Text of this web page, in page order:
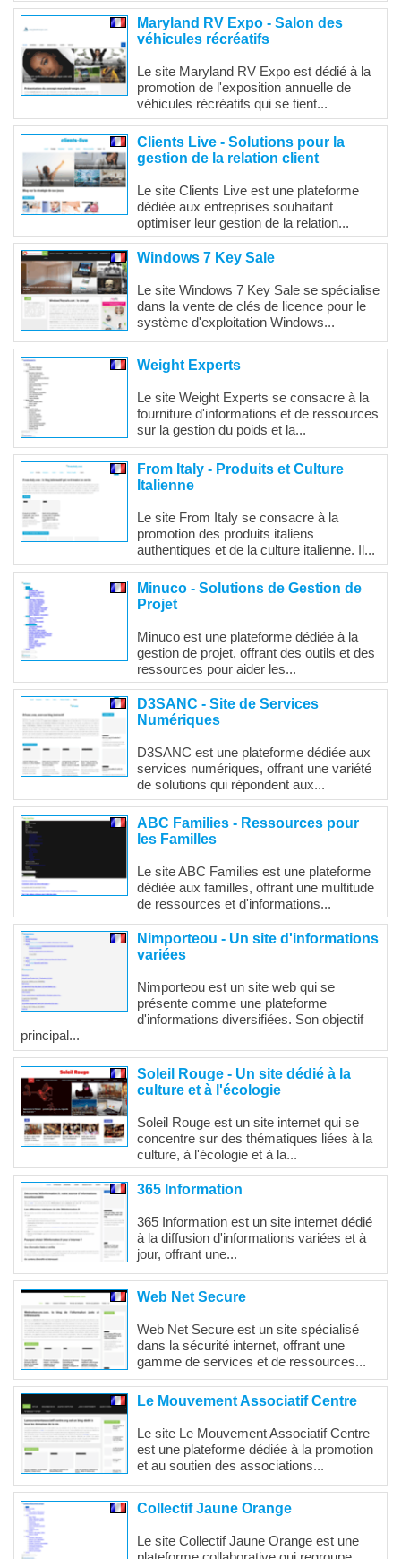
Maryland RV Expo - Salon des
véhicules récréatifs
Le site Maryland RV Expo est dédié à la
promotion de l'exposition annuelle de
véhicules récréatifs qui se tient...
Clients Live - Solutions pour la
gestion de la relation client
Le site Clients Live est une plateforme
dédiée aux entreprises souhaitant
optimiser leur gestion de la relation...
Windows 7 Key Sale
Le site Windows 7 Key Sale se spécialise
dans la vente de clés de licence pour le
système d'exploitation Windows...
Weight Experts
Le site Weight Experts se consacre à la
fourniture d'informations et de ressources
sur la gestion du poids et la...
From Italy - Produits et Culture
Italienne
Le site From Italy se consacre à la
promotion des produits italiens
authentiques et de la culture italienne. Il...
Minuco - Solutions de Gestion de
Projet
Minuco est une plateforme dédiée à la
gestion de projet, offrant des outils et des
ressources pour aider les...
D3SANC - Site de Services
Numériques
D3SANC est une plateforme dédiée aux
services numériques, offrant une variété
de solutions qui répondent aux...
ABC Families - Ressources pour
les Familles
Le site ABC Families est une plateforme
dédiée aux familles, offrant une multitude
de ressources et d'informations...
Nimporteou - Un site d'informations
variées
Nimporteou est un site web qui se
présente comme une plateforme
d'informations diversifiées. Son objectif
principal...
Soleil Rouge - Un site dédié à la
culture et à l'écologie
Soleil Rouge est un site internet qui se
concentre sur des thématiques liées à la
culture, à l'écologie et à la...
365 Information
365 Information est un site internet dédié
à la diffusion d'informations variées et à
jour, offrant une...
Web Net Secure
Web Net Secure est un site spécialisé
dans la sécurité internet, offrant une
gamme de services et de ressources...
Le Mouvement Associatif Centre
Le site Le Mouvement Associatif Centre
est une plateforme dédiée à la promotion
et au soutien des associations...
Collectif Jaune Orange
Le site Collectif Jaune Orange est une